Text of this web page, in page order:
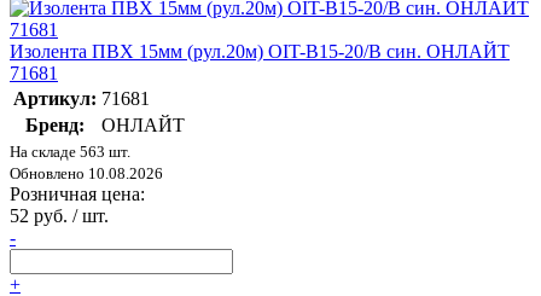
Изолента ПВХ 15мм (рул.20м) OIT-B15-20/B син. ОНЛАЙТ
71681
Артикул: 71681
Бренд:
ОНЛАЙТ
На складе 563 шт.
Обновлено 10.08.2026
Розничная цена:
52 руб. / шт.
-
+